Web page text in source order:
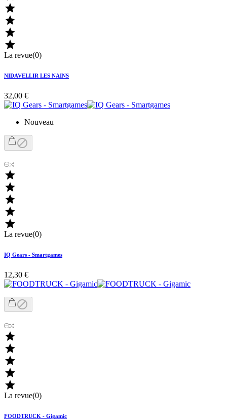




La revue(0)
NIDAVELLIR LES NAINS
32,00 €
Nouveau






La revue(0)
IQ Gears - Smartgames
12,30 €






La revue(0)
FOODTRUCK - Gigamic